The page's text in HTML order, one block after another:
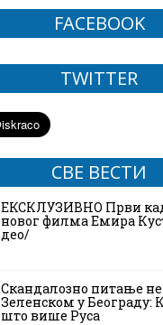
FACEBOOK
TWITTER
СВЕ ВЕСТИ
ЕКСКЛУЗИВНО Први
новог филма Емира
део/
Скандалозно питање
Зеленском у Београду:
што више Руса